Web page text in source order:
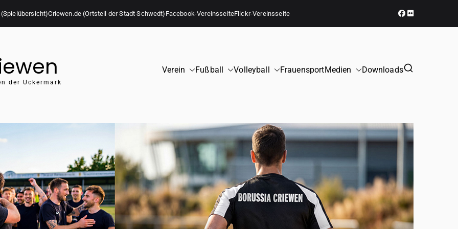
Criewen.de (Ortsteil der Stadt Schwedt) Facebook-VereinsseiteFlickr-Vereinsseite
der Uckermark
Verein Fußball Volleyball FrauensportMedien Downloads